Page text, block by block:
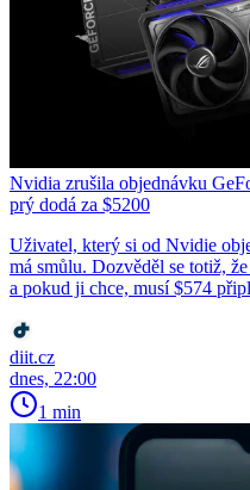
Nvidia zrušila objednávku
prý dodá za $5200
Uživatel, který si od Nvidie
má smůlu. Dozvěděl se totiž,
a pokud ji chce, musí $574
diit.cz
dnes, 22:00
1 min